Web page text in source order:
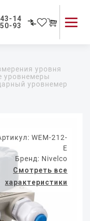
14
93
Применение приборов
Как мы работаем
уровня
уровнемеры
уровнемер
WEM-212-
E
Бренд: Nivelco
Смотреть все
характеристики